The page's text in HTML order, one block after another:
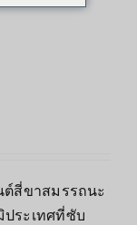
สี่ขาสมรรถนะ
ระเทศที่ซับ